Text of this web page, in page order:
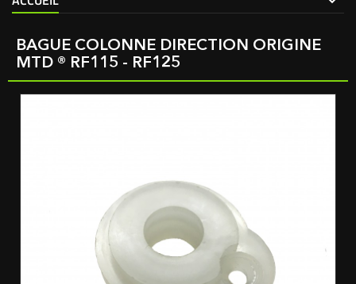
BAGUE COLONNE DIRECTION ORIGINE
MTD ® RF115 - RF125